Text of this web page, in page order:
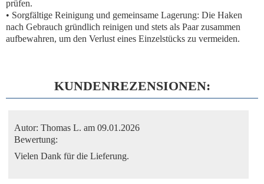
prüfen.
• Sorgfältige Reinigung und gemeinsame Lagerung: Die Haken
nach Gebrauch gründlich reinigen und stets als Paar zusammen
aufbewahren, um den Verlust eines Einzelstücks zu vermeiden.
KUNDENREZENSIONEN:
Autor: Thomas L. am 09.01.2026
Bewertung:
Vielen Dank für die Lieferung.